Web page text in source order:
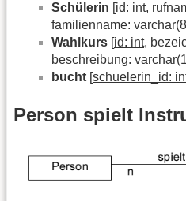
Schülerin [id: int,
familienname:
Wahlkurs [id: int,
beschreibung:
bucht [schuelerin_id:
Person spielt